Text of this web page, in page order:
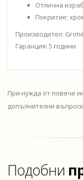
Отлична
Покритие:
Производител:
Гаранция: 5 години
При нужда от повече
допълнителни въпроси
Подобни